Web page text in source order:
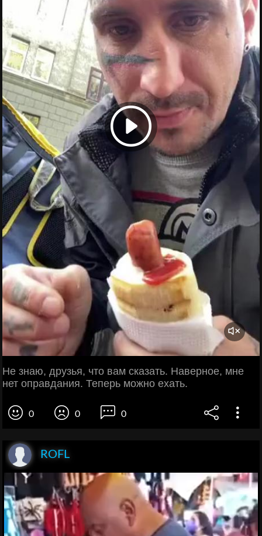
Не знаю, друзья, что вам сказать. Наверное, мне
нет оправдания. Теперь можно ехать.
0 0 0
ROFL